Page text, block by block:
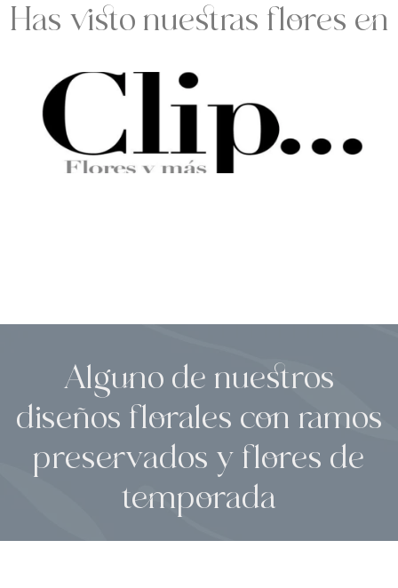
Has visto nuestras flores en
Alguno de nuestros
diseños florales con ramos
preservados y flores de
temporada